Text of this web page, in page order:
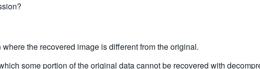
the recovered image is different from the original.
some portion of the original data cannot be recovered with